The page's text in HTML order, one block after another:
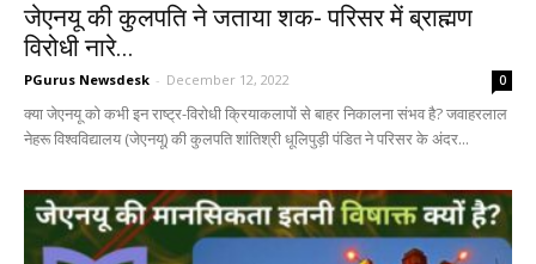
जेएनयू की कुलपति ने जताया शक- परिसर में ब्राह्मण
विरोधी नारे...
PGurus Newsdesk - December 12, 2022 0
क्या जेएनयू को कभी इन राष्ट्र-विरोधी क्रियाकलापों से बाहर निकालना संभव है? जवाहरलाल
नेहरू विश्वविद्यालय (जेएनयू) की कुलपति शांतिश्री धूलिपुड़ी पंडित ने परिसर के अंदर...